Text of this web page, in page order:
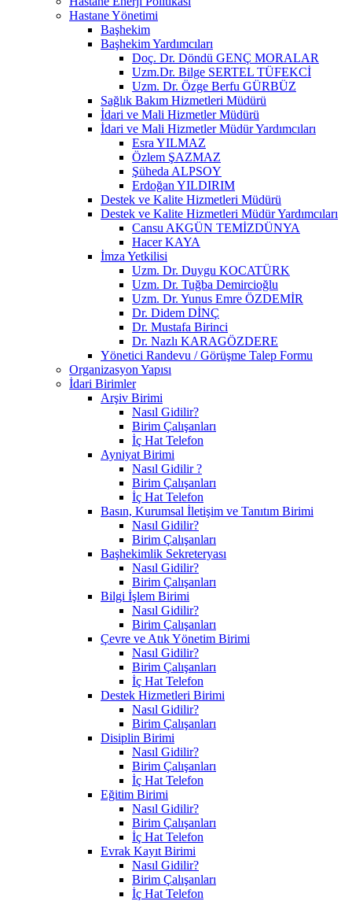
Hastane Yönetimi
Başhekim
Başhekim Yardımcıları
Doç. Dr. Döndü GENÇ MORALAR
Uzm.Dr. Bilge SERTEL TÜFEKCİ
Uzm. Dr. Özge Berfu GÜRBÜZ
Sağlık Bakım Hizmetleri Müdürü
İdari ve Mali Hizmetler Müdürü
İdari ve Mali Hizmetler Müdür Yardımcıları
Esra YILMAZ
Özlem ŞAZMAZ
Şüheda ALPSOY
Erdoğan YILDIRIM
Destek ve Kalite Hizmetleri Müdürü
Destek ve Kalite Hizmetleri Müdür Yardımcıları
Cansu AKGÜN TEMİZDÜNYA
Hacer KAYA
İmza Yetkilisi
Uzm. Dr. Duygu KOCATÜRK
Uzm. Dr. Tuğba Demircioğlu
Uzm. Dr. Yunus Emre ÖZDEMİR
Dr. Didem DİNÇ
Dr. Mustafa Birinci
Dr. Nazlı KARAGÖZDERE
Yönetici Randevu / Görüşme Talep Formu
Organizasyon Yapısı
İdari Birimler
Arşiv Birimi
Nasıl Gidilir?
Birim Çalışanları
İç Hat Telefon
Ayniyat Birimi
Nasıl Gidilir ?
Birim Çalışanları
İç Hat Telefon
Basın, Kurumsal İletişim ve Tanıtım Birimi
Nasıl Gidilir?
Birim Çalışanları
Başhekimlik Sekreteryası
Nasıl Gidilir?
Birim Çalışanları
Bilgi İşlem Birimi
Nasıl Gidilir?
Birim Çalışanları
Çevre ve Atık Yönetim Birimi
Nasıl Gidilir?
Birim Çalışanları
İç Hat Telefon
Destek Hizmetleri Birimi
Nasıl Gidilir?
Birim Çalışanları
Disiplin Birimi
Nasıl Gidilir?
Birim Çalışanları
İç Hat Telefon
Eğitim Birimi
Nasıl Gidilir?
Birim Çalışanları
İç Hat Telefon
Evrak Kayıt Birimi
Nasıl Gidilir?
Birim Çalışanları
İç Hat Telefon